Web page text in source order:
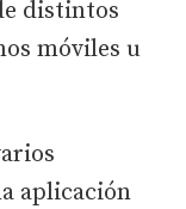
distintos
móviles u
aplicación